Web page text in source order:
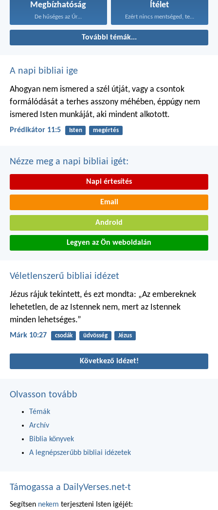
Megbízhatóság
De hűséges az Úr...
Ítélet
Ezért nincs mentséged, te...
További témák...
A napi bibliai ige
Ahogyan nem ismered a szél útját, vagy a csontok
formálódását a terhes asszony méhében, éppúgy nem
ismered Isten munkáját, aki mindent alkotott.
Prédikátor 11:5 Isten megértés
Nézze meg a napi bibliai igét:
Napi értesítés
Email
Android
Legyen az Ön weboldalán
Véletlenszerű bibliai idézet
Jézus rájuk tekintett, és ezt mondta: „Az embereknek
lehetetlen, de az Istennek nem, mert az Istennek
minden lehetséges.”
Márk 10:27 csodák üdvösség Jézus
Következő idézet!
Olvasson tovább
Témák
Archív
Biblia könyvek
A legnépszerűbb bibliai idézetek
Támogassa a DailyVerses.net-t
Segítsen nekem terjeszteni Isten igéjét: